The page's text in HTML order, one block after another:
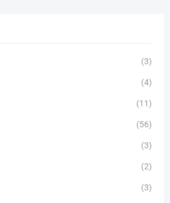
(3)
(4)
(11)
(56)
(3)
(2)
(3)